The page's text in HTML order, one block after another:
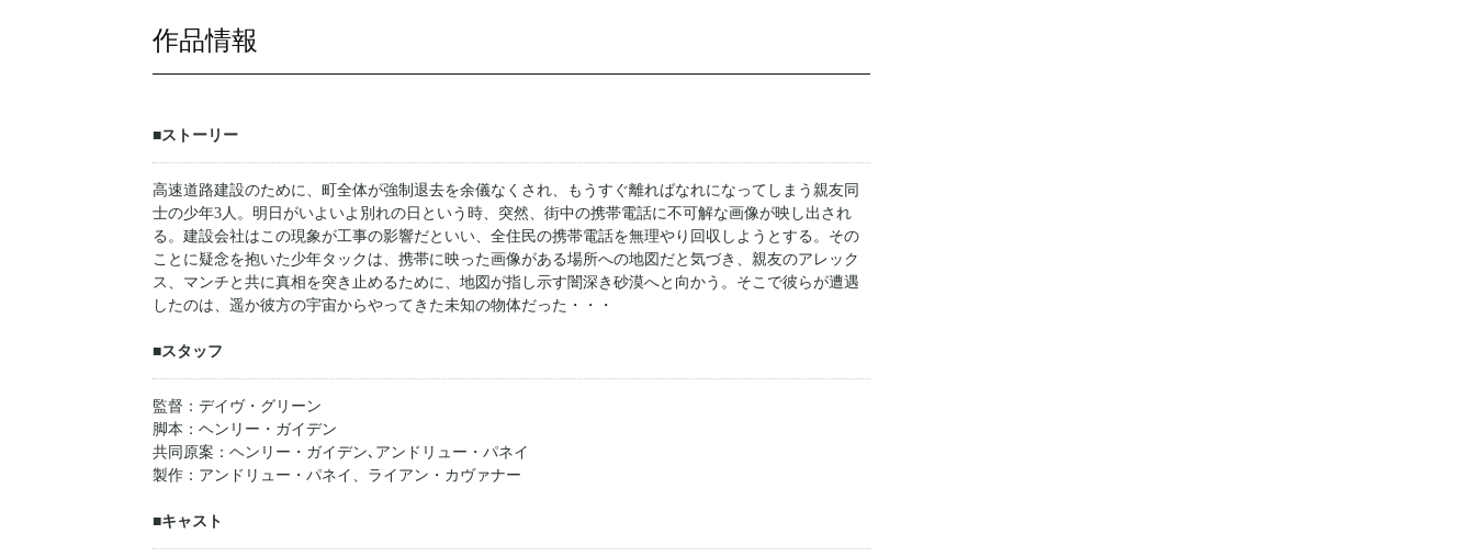
作品情報
■ストーリー
高速道路建設のために、町全体が強制退去を余儀なくされ、もうすぐ離ればなれになってしまう親友同
士の少年3人。明日がいよいよ別れの日という時、突然、街中の携帯電話に不可解な画像が映し出され
る。建設会社はこの現象が工事の影響だといい、全住民の携帯電話を無理やり回収しようとする。その
ことに疑念を抱いた少年タックは、携帯に映った画像がある場所への地図だと気づき、親友のアレック
ス、マンチと共に真相を突き止めるために、地図が指し示す闇深き砂漠へと向かう。そこで彼らが遭遇
したのは、遥か彼方の宇宙からやってきた未知の物体だった・・・
■スタッフ
監督：デイヴ・グリーン
脚本：ヘンリー・ガイデン
共同原案：ヘンリー・ガイデン､アンドリュー・パネイ
製作：アンドリュー・パネイ、ライアン・カヴァナー
■キャスト